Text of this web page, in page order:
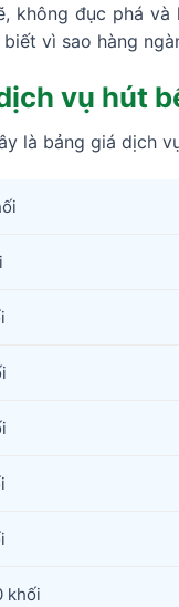
không đục phá
vì sao hàng
vụ hút
là bảng giá dịch
khối